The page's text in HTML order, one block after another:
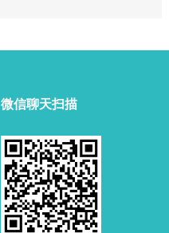
微信聊天扫描